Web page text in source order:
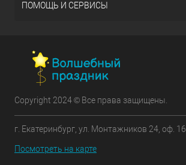
ПОМОЩЬ И СЕРВИСЫ
Copyright 2024 © Все права защищены.
г. Екатеринбург, ул. Монтажников 24, оф. 16
Посмотреть на карте